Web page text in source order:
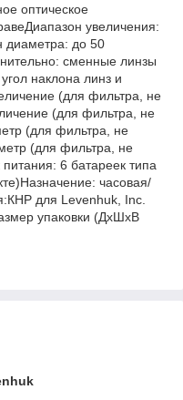
оптическое
увеличения:
диаметра: до 50
сменные линзы
наклона линз и
(для фильтра, не
(для фильтра, не
(для фильтра, не
(для фильтра, не
6 батареек типа
часовая/
для Levenhuk, Inc.
упаковки (ДхШхВ